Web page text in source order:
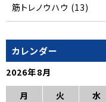
筋トレノウハウ (13)
カレンダー
2026年8月
月
火 水